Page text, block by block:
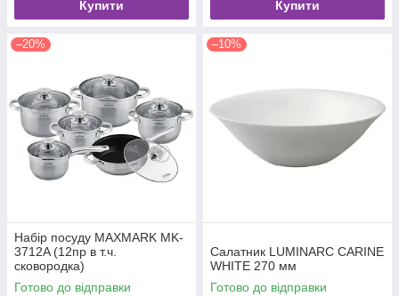
Купити Купити
–20%
Набір посуду MAXMARK MK-
3712A (12пр в т.ч.
сковородка)
Готово до відправки
–10%
Салатник LUMINARC CARINE
WHITE 270 мм
Готово до відправки